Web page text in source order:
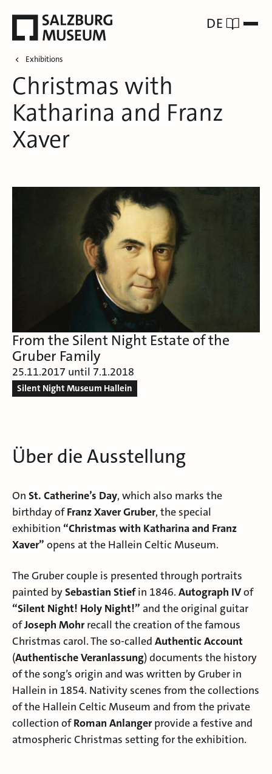
DE
Exhibitions
Christmas with
Katharina and Franz
Xaver
From the Silent Night Estate of the
Gruber Family
25.11.2017 until 7.1.2018
Silent Night Museum Hallein
Über die Ausstellung
On St. Catherine’s Day, which also marks the
birthday ofFranz Xaver Gruber, the special
exhibition “Christmas with Katharina and Franz
Xaver” opens at the Hallein Celtic Museum.
The Gruber couple is presented through portraits
painted bySebastian Stiefin 1846. Autograph IVof
“Silent Night! Holy Night!” and the original guitar
ofJoseph Mohr recall the creation of the famous
Christmas carol. The so-called Authentic Account
(Authentische Veranlassung) documents the history
of the song’s origin and was written by Gruber in
Hallein in 1854. Nativity scenes from the collections
of the Hallein Celtic Museum and from the private
collection ofRoman Anlanger provide a festive and
atmospheric Christmas setting for the exhibition.